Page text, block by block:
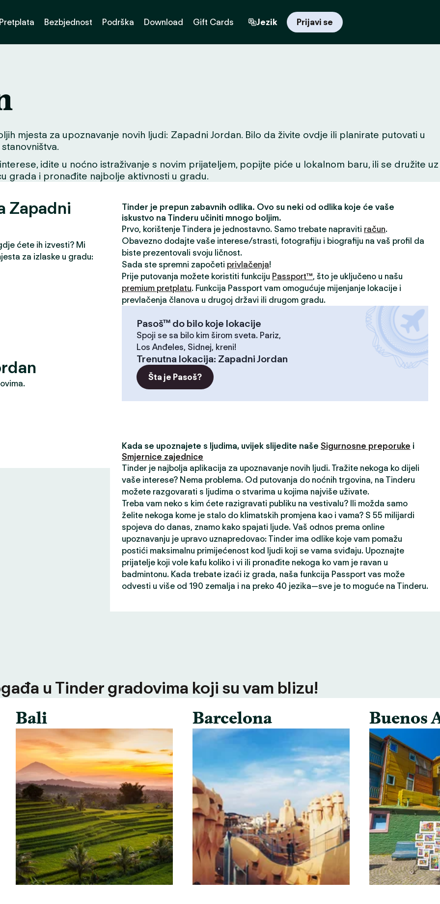
Pretplata Bezbjednost Podrška Download Gift Cards Jezik Prijavi se
mjesta za upoznavanje novih ljudi: Zapadni Jordan. Bilo da živite ovdje ili planirate putovati u
idite u noćno istraživanje s novim prijateljem, popijte piće u lokalnom baru, ili se družite uz
grada i pronađite najbolje aktivnosti u gradu.
Zapadni
ćete ih izvesti? Mi
za izlaske u gradu:
Tinder je prepun zabavnih odlika. Ovo su neki od odlika koje će vaše
iskustvo na Tinderu učiniti mnogo boljim.
Prvo, korištenje Tindera je jednostavno. Samo trebate napraviti račun.
Obavezno dodajte vaše interese/strasti, fotografiju i biografiju na vaš profil da
biste prezentovali svoju ličnost.
Sada ste spremni započeti privlačenja!
Prije putovanja možete koristiti funkciju Passport™, što je uključeno u našu
premium pretplatu. Funkcija Passport vam omogućuje mijenjanje lokacije i
prevlačenja članova u drugoj državi ili drugom gradu.
Pasoš™ do bilo koje lokacije
Spoji se sa bilo kim širom sveta. Pariz,
Los Anđeles, Sidnej, kreni!
Trenutna lokacija: Zapadni Jordan
Šta je Pasoš?
Kada se upoznajete s ljudima, uvijek slijedite naše Sigurnosne preporuke i
Smjernice zajednice
Tinder je najbolja aplikacija za upoznavanje novih ljudi. Tražite nekoga ko dijeli
vaše interese? Nema problema. Od putovanja do noćnih trgovina, na Tinderu
možete razgovarati s ljudima o stvarima u kojima najviše uživate.
Treba vam neko s kim ćete razigravati publiku na vestivalu? Ili možda samo
želite nekoga kome je stalo do klimatskih promjena kao i vama? S 55 milijardi
spojeva do danas, znamo kako spajati ljude. Vaš odnos prema online
upoznavanju je upravo uznapredovao: Tinder ima odlike koje vam pomažu
postići maksimalnu primijećenost kod ljudi koji se vama sviđaju. Upoznajte
prijatelje koji vole kafu koliko i vi ili pronađite nekoga ko vam je ravan u
badmintonu. Kada trebate izaći iz grada, naša funkcija Passport vas može
odvesti u više od 190 zemalja i na preko 40 jezika—sve je to moguće na Tinderu.
u Tinder gradovima koji su vam blizu!
Bali Barcelona Buenos